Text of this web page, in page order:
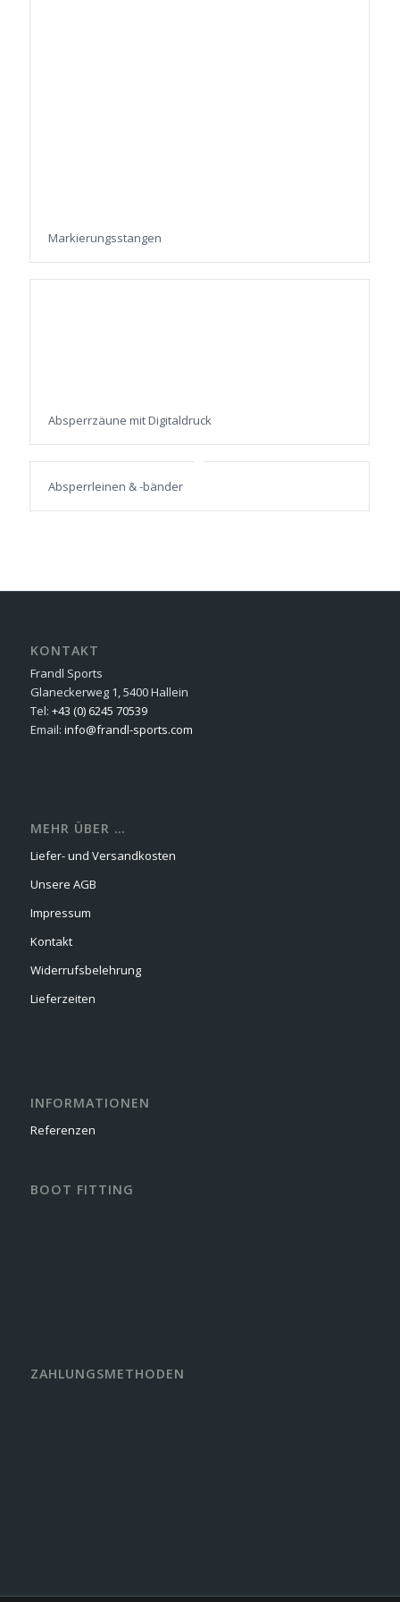
Markierungsstangen
Absperrzäune mit Digitaldruck
Absperrleinen & -bänder
KONTAKT
Frandl Sports
Glaneckerweg 1, 5400 Hallein
Tel: +43 (0) 6245 70539
Email: info@frandl-sports.com
MEHR ÜBER …
Liefer- und Versandkosten
Unsere AGB
Impressum
Kontakt
Widerrufsbelehrung
Lieferzeiten
INFORMATIONEN
Referenzen
BOOT FITTING
ZAHLUNGSMETHODEN